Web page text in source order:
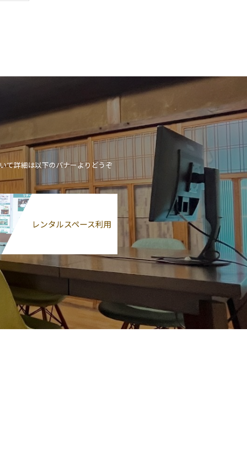
て詳細は以下のバナーよりどうぞ
レンタルスペース利用